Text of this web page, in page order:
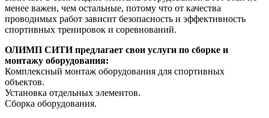
менее важен, чем остальные, потому что от качества
проводимых работ зависит безопасность и эффективность
спортивных тренировок и соревнований.
ОЛИМП СИТИ предлагает свои услуги по сборке и
монтажу оборудования:
Комплексный монтаж оборудования для спортивных
объектов.
Установка отдельных элементов.
Сборка оборудования.